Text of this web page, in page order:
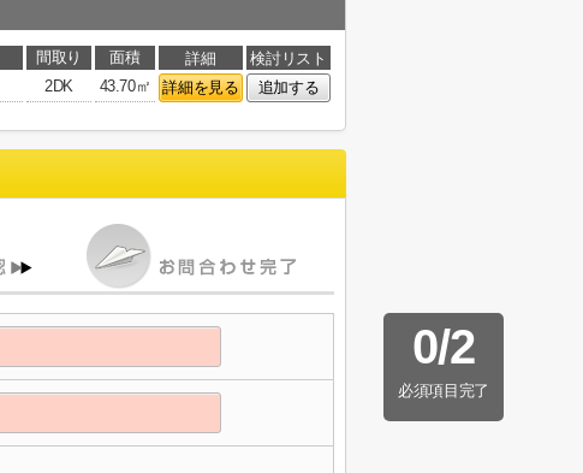
間取り 面積 詳細
検討リスト
2DK 43.70㎡ 詳細を見る 追加する
0/2
必須項目完了